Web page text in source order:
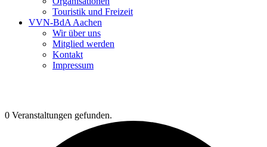
Touristik und Freizeit
VVN-BdA Aachen
Wir über uns
Mitglied werden
Kontakt
Impressum
0 Veranstaltungen gefunden.